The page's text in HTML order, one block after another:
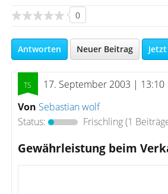
0
Antworten Neuer Beitrag
17. September 2003 | 13:10
Von Sebastian wolf
Status:
Frischling(1
Gewährleistung beim